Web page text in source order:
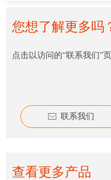
您想了解更多吗
点击以访问的“联系我们”
ꂘ 联系我们
查看更多产品